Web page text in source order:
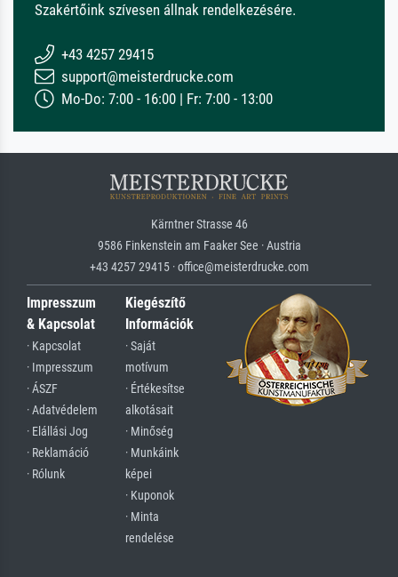
Szakértőink szívesen állnak rendelkezésére.
+43 4257 29415
support@meisterdrucke.com
Mo-Do: 7:00 - 16:00 | Fr: 7:00 - 13:00
Kärntner Strasse 46
9586 Finkenstein am Faaker See · Austria
+43 4257 29415 · office@meisterdrucke.com
Impresszum
& Kapcsolat
· Kapcsolat
· Impresszum
· ÁSZF
· Adatvédelem
· Elállási Jog
· Reklamáció
· Rólunk
Kiegészítő
Információk
· Saját
motívum
· Értékesítse
alkotásait
· Minőség
· Munkáink
képei
· Kuponok
· Minta
rendelése